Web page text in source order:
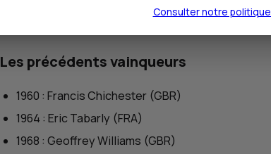
Les précédents vainqueurs
1960 : Francis Chichester (GBR)
1964 : Eric Tabarly (FRA)
1968 : Geoffrey Williams (GBR)
Consulter notre politique